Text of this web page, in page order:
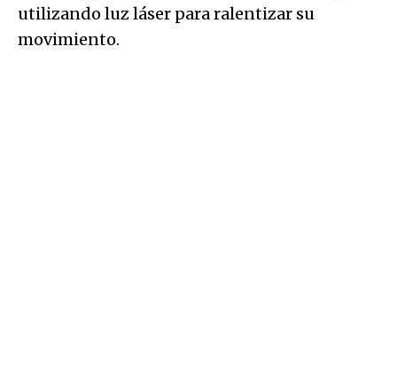
utilizando luz láser para ralentizar su
movimiento.